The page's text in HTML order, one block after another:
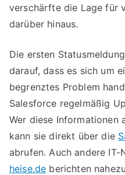
verschärfte die Lage für
darüber hinaus.
Die ersten
darauf, dass es sich um
begrenztes Problem
Salesforce regelmäßig
Wer diese Informationen
kann sie direkt über die
abrufen. Auch andere
heise.de berichten